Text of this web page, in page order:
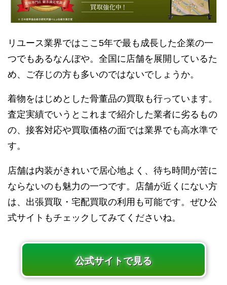
リユース業界ではここ5年で最も成長した企業の一
つでもあるなんぼや。全国に店舗を展開しているた
め、ご存じの方も多いのではないでしょうか。
着物をはじめとした骨董品の買取も行っています。
査定実績でいうとこれまで紹介した業者に劣るもの
の、接客対応や買取価格の面では業界でも高水準で
す。
店舗は内装がきれいで居心地よく、待ち時間が苦に
ならないのも魅力の一つです。店舗が近くにない方
は、出張買取・宅配買取の利用も可能です。ぜひ公
式サイトもチェックしてみてくださいね。
公式サイトで見る